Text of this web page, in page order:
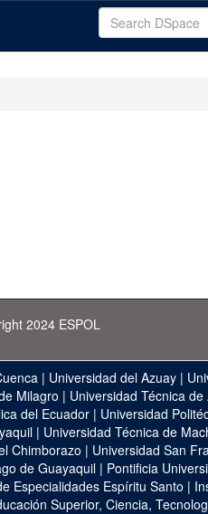
2024 ESPOL
| Universidad del Azuay |
Milagro | Universidad Técnica de
del Ecuador| Universidad
| Universidad Técnica de
Chimborazo | Universidad San
de Guayaquil | Pontificia
Especialidades Espíritu Santo |
Superior, Ciencia,